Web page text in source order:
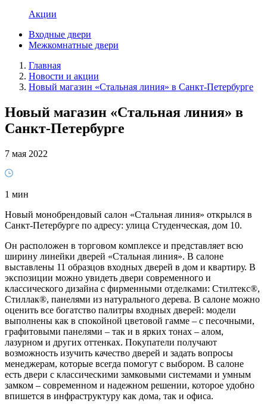
Акции
Входные двери
Межкомнатные двери
Главная
Новости и акции
Новый магазин «Стальная линия» в Санкт-Петербурге
Новый магазин «Стальная линия» в
Санкт-Петербурге
7 мая 2022
1 мин
Новый монобрендовый салон «Стальная линия» открылся в
Санкт-Петербурге по адресу: улица Студенческая, дом 10.
Он расположен в торговом комплексе и представляет всю
ширину линейки дверей «Стальная линия». В салоне
выставлены 11 образцов входных дверей в дом и квартиру. В
экспозиции можно увидеть двери современного и
классического дизайна с фирменными отделками: Стилтекс®,
Стиллак®, панелями из натурального дерева. В салоне можно
оценить все богатство палитры входных дверей: модели
выполнены как в спокойной цветовой гамме – с песочными,
графитовыми панелями – так и в ярких тонах – алом,
лазурном и других оттенках. Покупатели получают
возможность изучить качество дверей и задать вопросы
менеджерам, которые всегда помогут с выбором. В салоне
есть двери с классическими замковыми системами и умным
замком – современном и надежном решении, которое удобно
впишется в инфраструктуру как дома, так и офиса.